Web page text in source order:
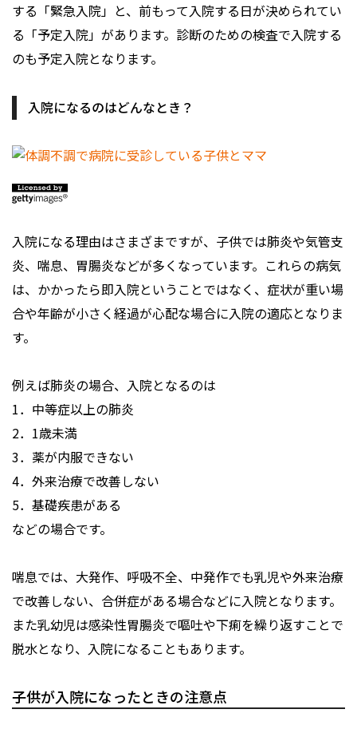
する「緊急入院」と、前もって入院する日が決められてい
る「予定入院」があります。診断のための検査で入院する
のも予定入院となります。
入院になるのはどんなとき？
入院になる理由はさまざまですが、子供では肺炎や気管支
炎、喘息、胃腸炎などが多くなっています。これらの病気
は、かかったら即入院ということではなく、症状が重い場
合や年齢が小さく経過が心配な場合に入院の適応となりま
す。
例えば肺炎の場合、入院となるのは
1．中等症以上の肺炎
2．1歳未満
3．薬が内服できない
4．外来治療で改善しない
5．基礎疾患がある
などの場合です。
喘息では、大発作、呼吸不全、中発作でも乳児や外来治療
で改善しない、合併症がある場合などに入院となります。
また乳幼児は感染性胃腸炎で嘔吐や下痢を繰り返すことで
脱水となり、入院になることもあります。
子供が入院になったときの注意点